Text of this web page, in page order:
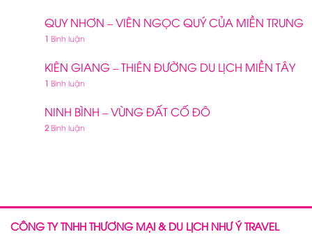
QUY NHƠN – VIÊN NGỌC QUÝ CỦA MIỀN TRUNG
1 Bình luận
KIÊN GIANG – THIÊN ĐƯỜNG DU LỊCH MIỀN TÂY
1 Bình luận
NINH BÌNH – VÙNG ĐẤT CỐ ĐÔ
2 Bình luận
CÔNG TY TNHH THƯƠNG MẠI & DU LỊCH NHƯ Ý TRAVEL